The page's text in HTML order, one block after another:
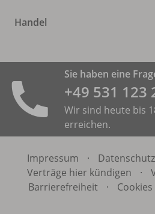
Handel
Sie haben eine
+49 531 ­123
Wir sind heute bis
erreichen.
Impressum · Datenschutz
Verträge hier kündigen
·
Barrierefreiheit
· Cookies